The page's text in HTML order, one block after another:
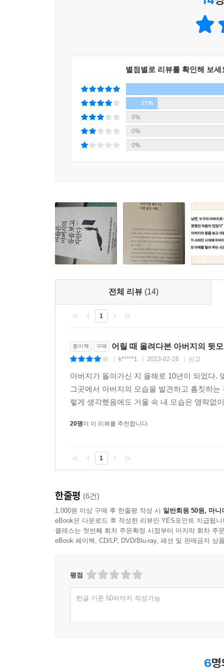
과거에 아버지가 어떤 사람이었는지 살펴보
무엇인지, 그 상처가 아버지에게 얼마나 강하게
상담실을 운영하는 상담가로서 이론과 임상경험
아버지, 아들을 질투하는 아버지, 가족과 어울리
과거의 상처를 부인하고 여전히 회피 기제로 달
회복하고 나아가는 아버지가 되기 위해
아들이 아버지가 되어가는 과정에서 우리는 필연
“아버지의 역할이 뭘까? 어떤 아버지가 돼야 할까
“젊은 날의 내 아버지가 때때로 내 가엾은 아들처럼
걷으려면 먼저, 아버지를 정면으로 마주하는 용
제대로 알지 못했던 아버지를 이해하고, 앞으로
별점별로 리뷰를 확인해 보세
21%
0%
0%
0%
전체 리뷰 (14)
1
종이책 구매 어릴 때 올려다본 아버지의 뒷
k*****1 2023-02-26 신고
아버지가 돌아가신 지 올해로 10년이 되었다.
그곳에서 아버지의 모습을 발견하고 흠칫하
렇게 생각했음에도 거울 속 내 모습은 영락없
20명이 이 리뷰를 추천합니다.
1
한줄평 (6건)
1,000원 이상 구매 후 한줄평 작성 시 일반회원 50원, 마니
eBook은 다운로드 후 작성한 리뷰만 YES포인트 지급됩니
클래스는 첫번째 회차 주문확정 시점부터 마지막 회차 주
eBook 페이백, CD/LP, DVD/Blu-ray, 패션 및 판매금지 상
평점
한글 기준 50자까지 작성가능
6